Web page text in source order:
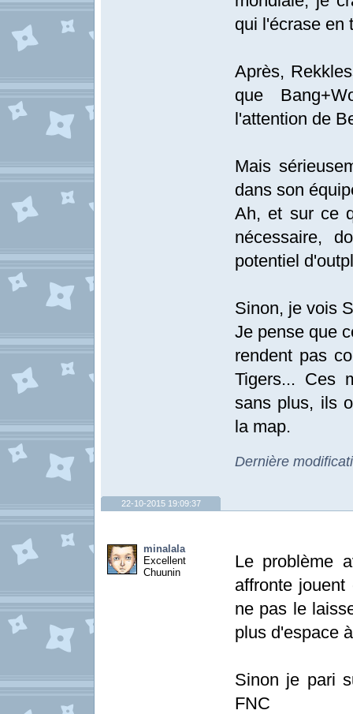
qui l'écrase en
Après,
que
l'attention de
Mais
dans son
Ah, et sur ce
nécessaire,
potentiel
Sinon, je vois
Je pense que
rendent pas
Tigers... Ces
sans plus, ils
la map.
Dernière
22-10-2015 19:09:37
minalala
Excellent
Chuunin
Le problème
affronte
ne pas le
plus d'espace
Sinon je pari
FNC